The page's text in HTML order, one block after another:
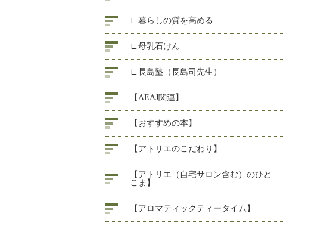
∟暮らしの質を高める
∟母乳石けん
∟長島塾（長島司先生）
【AEAJ関連】
【おすすめの本】
【アトリエのこだわり】
【アトリエ（自宅サロン含む）のひと
こま】
【アロマティックティータイム】